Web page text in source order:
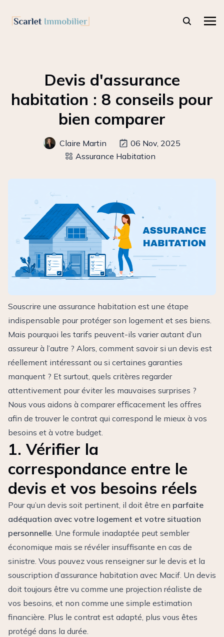
Devis d'assurance
habitation : 8 conseils pour
bien comparer
Claire Martin
06 Nov, 2025
Assurance Habitation
Souscrire une assurance habitation est une étape
indispensable pour protéger son logement et ses biens.
Mais pourquoi les tarifs peuvent-ils varier autant d’un
assureur à l’autre ? Alors, comment savoir si un devis est
réellement intéressant ou si certaines garanties
manquent ? Et surtout, quels critères regarder
attentivement pour éviter les mauvaises surprises ?
Nous vous aidons à comparer efficacement les offres
afin de trouver le contrat qui correspond le mieux à vos
besoins et à votre budget.
1. Vérifier la
correspondance entre le
devis et vos besoins réels
Pour qu’un devis soit pertinent, il doit être en parfaite
adéquation avec votre logement et votre situation
personnelle. Une formule inadaptée peut sembler
économique mais se révéler insuffisante en cas de
sinistre. Vous pouvez vous renseigner sur le devis et la
souscription d’assurance habitation avec Macif. Un devis
doit toujours être vu comme une projection réaliste de
vos besoins, et non comme une simple estimation
financière. Plus le contrat est adapté, plus vous êtes
protégé dans la durée.